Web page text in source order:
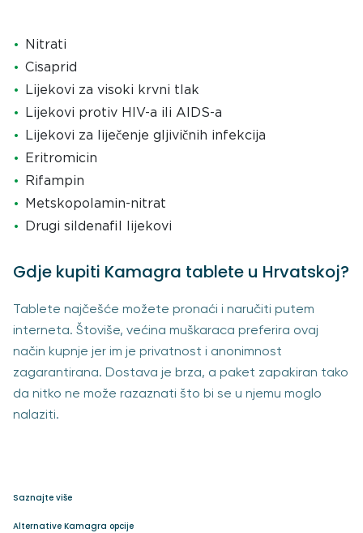
Nitrati
Cisaprid
Lijekovi za visoki krvni tlak
Lijekovi protiv HIV-a ili AIDS-a
Lijekovi za liječenje gljivičnih infekcija
Eritromicin
Rifampin
Metskopolamin-nitrat
Drugi sildenafil lijekovi
Gdje kupiti Kamagra tablete u Hrvatskoj?
Tablete najčešće možete pronaći i naručiti putem
interneta. Štoviše, većina muškaraca preferira ovaj
način kupnje jer im je privatnost i anonimnost
zagarantirana. Dostava je brza, a paket zapakiran tako
da nitko ne može razaznati što bi se u njemu moglo
nalaziti.
Saznajte više
Alternative Kamagra opcije